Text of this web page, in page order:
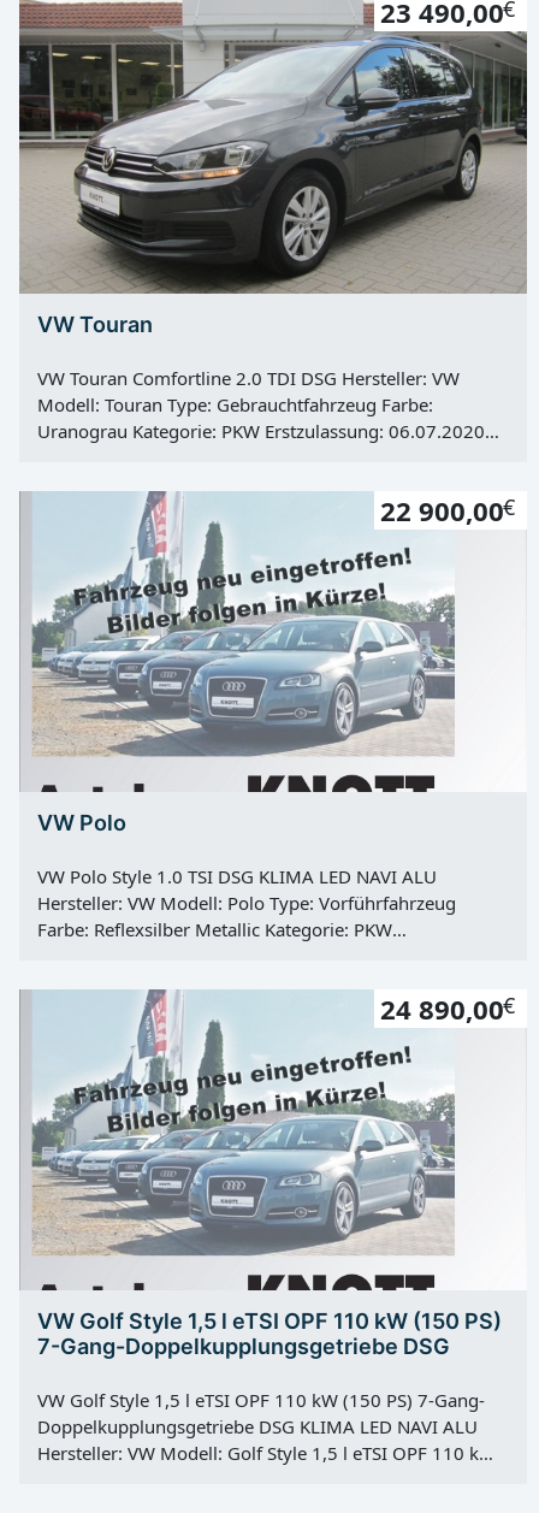
Kraftstoff: Super E10 Hubraum: 1984 ccm Leistung: 180
KW / 245 PS Getriebe: Automatik Antrieb: Frontantrieb
Hu: 01.03.2026 Vorbesitzer: 2
23 490,00€
VW Touran
VW Touran Comfortline 2.0 TDI DSG Hersteller: VW
Modell: Touran Type: Gebrauchtfahrzeug Farbe:
Uranograu Kategorie: PKW Erstzulassung: 06.07.2020
116 PS Getriebe: Automatik Antrieb: Frontantrieb Hu:
neu Vorbesitzer: 1
22 900,00€
VW Polo
VW Polo Style 1.0 TSI DSG KLIMA LED NAVI ALU
Hersteller: VW Modell: Polo Type: Vorführfahrzeug
Farbe: Reflexsilber Metallic Kategorie: PKW
999 ccm Leistung: 70 KW / 95 PS Getriebe: Automatik
Antrieb: Frontantrieb Hu: neu Vorbesitzer: 1
24 890,00€
VW Golf Style 1,5 l eTSI OPF 110 kW (150 PS)
7-Gang-Doppelkupplungsgetriebe DSG
VW Golf Style 1,5 l eTSI OPF 110 kW (150 PS) 7-Gang-
Doppelkupplungsgetriebe DSG KLIMA LED NAVI ALU
Hersteller: VW Modell: Golf Style 1,5 l eTSI OPF 110 kW